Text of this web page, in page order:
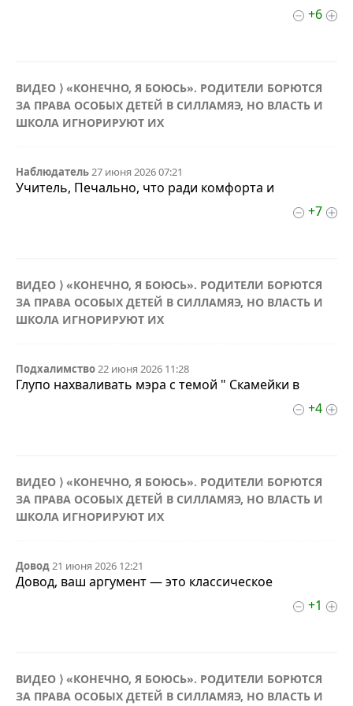
+6
ВИДЕО ⟩ «КОНЕЧНО, Я БОЮСЬ». РОДИТЕЛИ БОРЮТСЯ
ЗА ПРАВА ОСОБЫХ ДЕТЕЙ В СИЛЛАМЯЭ, НО ВЛАСТЬ И
ШКОЛА ИГНОРИРУЮТ ИХ
Наблюдатель27 июня 2026 07:21
Учитель, Печально, что ради комфорта и
+7
ВИДЕО ⟩ «КОНЕЧНО, Я БОЮСЬ». РОДИТЕЛИ БОРЮТСЯ
ЗА ПРАВА ОСОБЫХ ДЕТЕЙ В СИЛЛАМЯЭ, НО ВЛАСТЬ И
ШКОЛА ИГНОРИРУЮТ ИХ
Подхалимство22 июня 2026 11:28
Глупо нахваливать мэра с темой " Скамейки в
+4
ВИДЕО ⟩ «КОНЕЧНО, Я БОЮСЬ». РОДИТЕЛИ БОРЮТСЯ
ЗА ПРАВА ОСОБЫХ ДЕТЕЙ В СИЛЛАМЯЭ, НО ВЛАСТЬ И
ШКОЛА ИГНОРИРУЮТ ИХ
Довод21 июня 2026 12:21
Довод, ваш аргумент — это классическое
+1
ВИДЕО ⟩ «КОНЕЧНО, Я БОЮСЬ». РОДИТЕЛИ БОРЮТСЯ
ЗА ПРАВА ОСОБЫХ ДЕТЕЙ В СИЛЛАМЯЭ, НО ВЛАСТЬ И